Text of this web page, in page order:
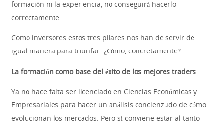
formación ni la experiencia, no conseguirá hacerlo
correctamente.
Como inversores estos tres pilares nos han de servir de
igual manera para triunfar. ¿Cómo, concretamente?
La formación como base del éxito de los mejores traders
Ya no hace falta ser licenciado en Ciencias Económicas y
Empresariales para hacer un análisis concienzudo de cómo
evolucionan los mercados. Pero sí conviene estar al tanto